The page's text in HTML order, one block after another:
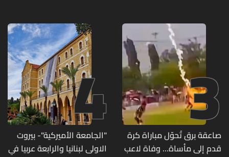
3
صاعقة برق تُحوّل مباراة كرة
قدم إلى مأساة... وفاة لاعب
4
"الجامعة الأميركية"- بيروت
الاولى لبنانيا والرابعة عربيا في